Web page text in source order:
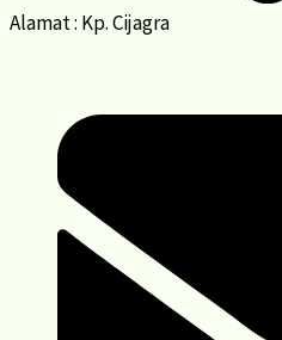
Alamat : Kp. Cijagra